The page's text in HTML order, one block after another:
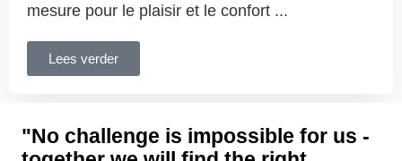
mesure pour le plaisir et le confort ...
Lees verder
"No challenge is impossible for us -